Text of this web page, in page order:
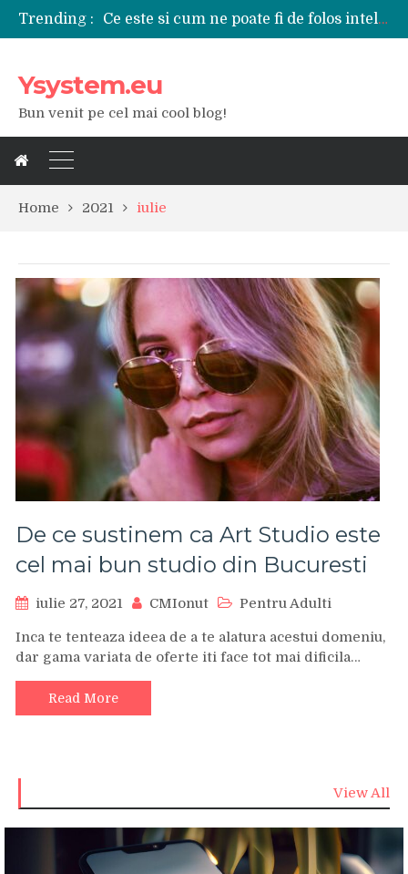
Trending :
Tipuri de polizoare de care este nevoie intr-un atelier
Utilizarea diferitelor jucarii sexuale in viata de cuplu
Modul in care a evoluat tehnologia in ultimul secol
iPhone 16Pro Max sau Samsung Galaxy S24 Ultra?
Ysystem.eu
Bun venit pe cel mai cool blog!
Home 2021 iulie
De ce sustinem ca Art Studio este
cel mai bun studio din Bucuresti
iulie 27, 2021 CMIonut Pentru Adulti
Inca te tenteaza ideea de a te alatura acestui domeniu,
dar gama variata de oferte iti face tot mai dificila…
Read More
View All